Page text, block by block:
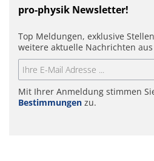
pro-physik Newsletter!
Top Meldungen, exklusive
weitere aktuelle Nachrichten aus
Mit Ihrer Anmeldung stimmen
Bestimmungen zu.